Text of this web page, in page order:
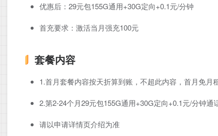
优惠后：29元包155G通用+30G定向+0.1元/分钟
首充要求：激活当月强充100元
套餐内容
1.首月套餐内容按天折算到账，不超此内容，首月免月
2.第2-24个月29元包155G通用+30G定向+0.1元/分钟通
请以申请详情页介绍为准